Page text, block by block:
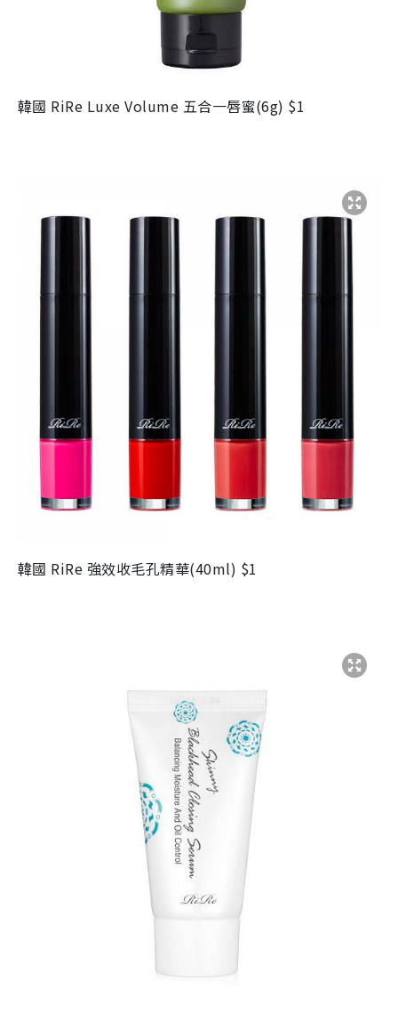
韓國 RiRe Luxe Volume 五合一唇蜜(6g) $1
韓國 RiRe 強效收毛孔精華(40ml) $1